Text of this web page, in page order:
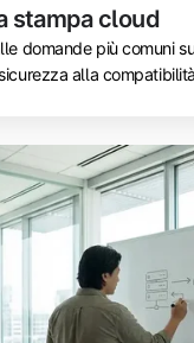
stampa cloud
domande più comuni
alla